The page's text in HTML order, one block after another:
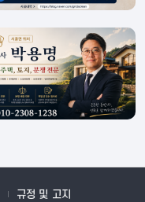
규정 및 고지